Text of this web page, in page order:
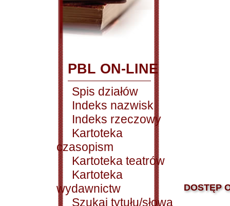
PBL ON-LINE
Spis działów
Indeks nazwisk
Indeks rzeczowy
Kartoteka
czasopism
Kartoteka teatrów
Kartoteka
wydawnictw
Szukaj tytułu/słowa
DOSTĘP